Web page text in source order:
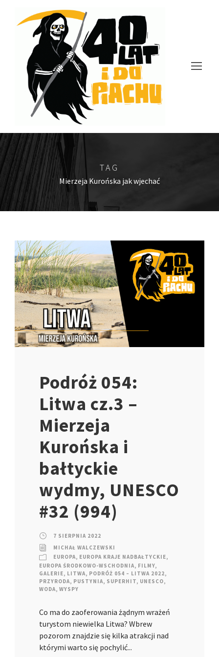
TAG
Mierzeja Kurońska jak wjechać
Podróż 054:
Litwa cz.3 –
Mierzeja
Kurońska i
bałtyckie
wydmy, UNESCO
#32 (994)
7 SIERPNIA 2022
MICHAŁ WALCZEWSKI
EUROPA, EUROPA KRAJE NADBAŁTYCKIE,
EUROPA ŚRODKOWO-WSCHODNIA, FILMY,
GALERIE, LITWA, PODRÓŻ 054 – LITWA 2022,
PRZYRODA, PUSTYNIA, SUPERHIT, UNESCO,
WODA, WYSPY
Co ma do zaoferowania żądnym wrażeń
turystom niewielka Litwa? Wbrew
pozorom znajdzie się kilka atrakcji nad
którymi warto się pochylić...